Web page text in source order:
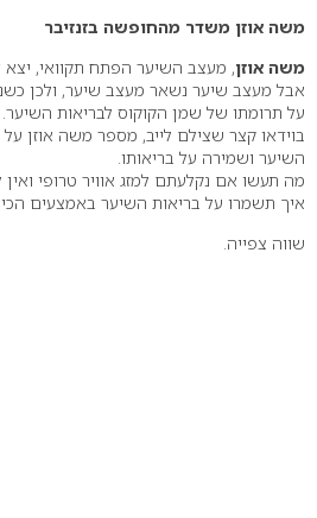
משה אוזן משדר מהחופשה בזנזיבר
משה אוזן, מעצב השיער הפתח תקוואי, יצא
אבל מעצב שיער נשאר מעצב שיער, ולכן
על תרומתו של שמן הקוקוס לבריאות השיער.
בוידאו קצר שצילם לייב, מספר משה אוזן
השיער ושמירה על בריאותו.
מה תעשו אם נקלעתם למזג אוויר טרופי
איך תשמרו על בריאות השיער באמצעים
שווה צפייה.